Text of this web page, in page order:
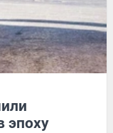
эпоху